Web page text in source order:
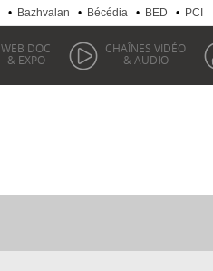
• Bazhvalan • Bécédia • BED • PCI
WEB DOC
& EXPO
CHAÎNES VIDÉO
& AUDIO